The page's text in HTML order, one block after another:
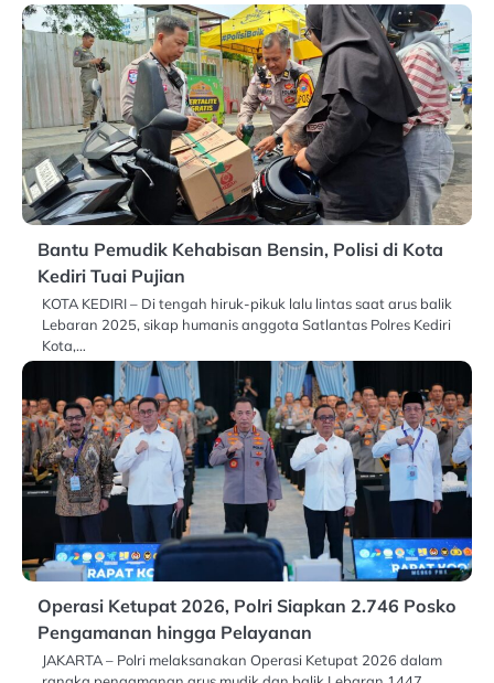
Bantu Pemudik Kehabisan Bensin, Polisi di Kota
Kediri Tuai Pujian
KOTA KEDIRI – Di tengah hiruk-pikuk lalu lintas saat arus balik
Lebaran 2025, sikap humanis anggota Satlantas Polres Kediri
Kota,…
Operasi Ketupat 2026, Polri Siapkan 2.746 Posko
Pengamanan hingga Pelayanan
JAKARTA – Polri melaksanakan Operasi Ketupat 2026 dalam